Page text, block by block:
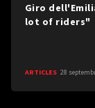
Giro
lot of riders"
ARTICLES 28